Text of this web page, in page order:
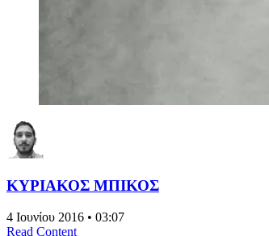
ΚΥΡΙΑΚΟΣ ΜΠΙΚΟΣ
4 Ιουνίου 2016 • 03:07
Read Content